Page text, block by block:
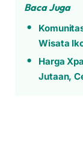
Baca Juga
Wisata
Harga
Jutaan,